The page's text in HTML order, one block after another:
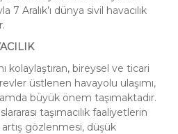
7 Aralık’ı dünya sivil havacılık
kolaylaştıran, bireysel ve ticari
üstlenen havayolu ulaşımı,
büyük önem taşımaktadır.
taşımacılık faaliyetlerin
gözlenmesi, düşük